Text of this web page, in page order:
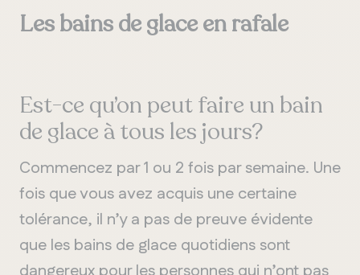
Les bains de glace en rafale
Est-ce qu’on peut faire un bain
de glace à tous les jours?
Commencez par1 ou 2 fois parsemaine. Une
fois quevous avez acquis une certaine
tolérance, il n’ya pas de preuve évidente
que les bains de glace quotidiens sont